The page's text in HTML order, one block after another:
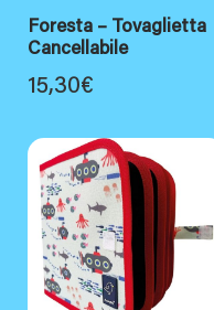
Foresta – Tovaglietta
Cancellabile
15,30€